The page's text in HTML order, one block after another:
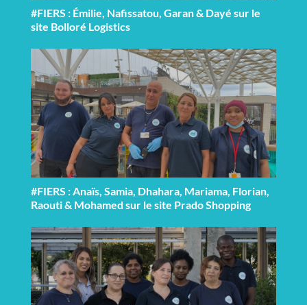
#FIERS : Émilie, Nafissatou, Garan & Dayé sur le
site Bolloré Logistics
#FIERS : Anaïs, Samia, Dhahara, Mariama, Florian,
Raouti & Mohamed sur le site Prado Shopping